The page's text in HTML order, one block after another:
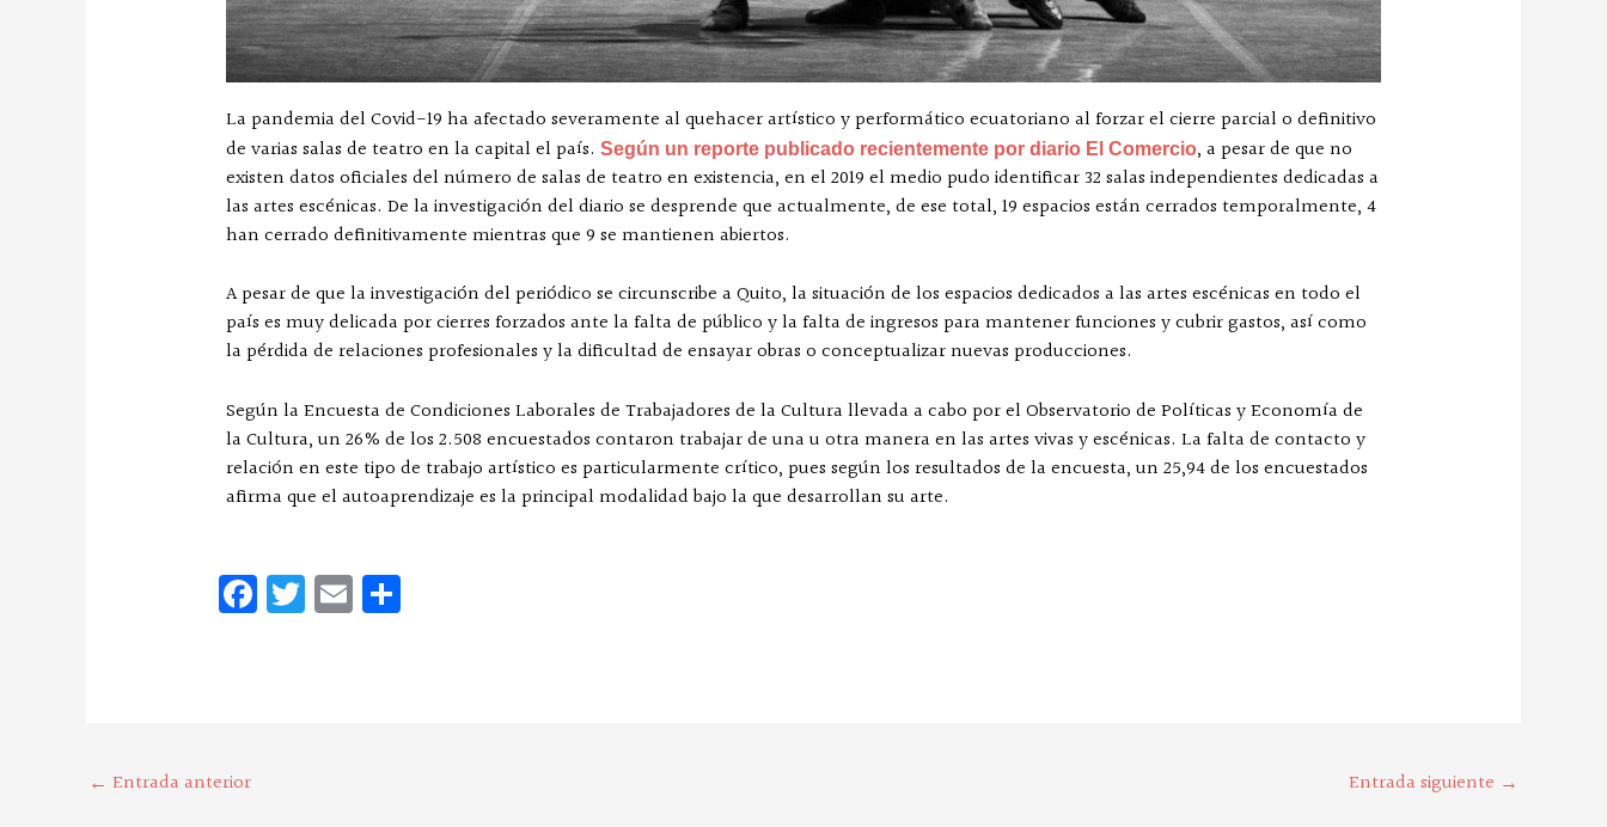
La pandemia del Covid-19 ha afectado severamente al quehacer artístico y performático ecuatoriano al forzar el cierre parcial o definitivo
de varias salas de teatro en la capital el país. Según un reporte publicado recientemente por diario El Comercio, a pesar de que no
existen datos oficiales del número de salas de teatro en existencia, en el 2019 el medio pudo identificar 32 salas independientes dedicadas a
las artes escénicas. De la investigación del diario se desprende que actualmente, de ese total, 19 espacios están cerrados temporalmente, 4
han cerrado definitivamente mientras que 9 se mantienen abiertos.
A pesar de que la investigación del periódico se circunscribe a Quito, la situación de los espacios dedicados a las artes escénicas en todo el
país es muy delicada por cierres forzados ante la falta de público y la falta de ingresos para mantener funciones y cubrir gastos, así como
la pérdida de relaciones profesionales y la dificultad de ensayar obras o conceptualizar nuevas producciones.
Según la Encuesta de Condiciones Laborales de Trabajadores de la Cultura llevada a cabo por el Observatorio de Políticas y Economía de
la Cultura, un 26% de los 2.508 encuestados contaron trabajar de una u otra manera en las artes vivas y escénicas. La falta de contacto y
relación en este tipo de trabajo artístico es particularmente crítico, pues según los resultados de la encuesta, un 25,94 de los encuestados
afirma que el autoaprendizaje es la principal modalidad bajo la que desarrollan su arte.
Fa
ce
T
w
E
m
C
o
← Entrada anterior Entrada siguiente →